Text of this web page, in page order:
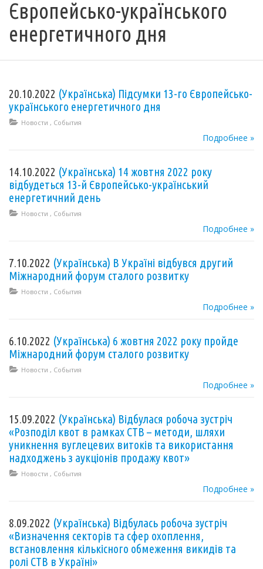
Європейсько-українського
енергетичного дня
20.10.2022 (Українська) Підсумки 13-го Європейсько-
українського енергетичного дня
Новости , События
Подробнее »
14.10.2022 (Українська) 14 жовтня 2022 року
вiдбудеться 13-й Європейсько-український
енергетичний день
Новости , События
Подробнее »
7.10.2022 (Українська) В Україні відбувся другий
Міжнародний форум сталого розвитку
Новости , События
Подробнее »
6.10.2022 (Українська) 6 жовтня 2022 року пройде
Міжнародний форум сталого розвитку
Новости , События
Подробнее »
15.09.2022 (Українська) Відбулася робоча зустріч
«Розподіл квот в рамках СТВ – методи, шляхи
уникнення вуглецевих витоків та використання
надходжень з аукціонів продажу квот»
Новости , События
Подробнее »
8.09.2022 (Українська) Відбулась робоча зустріч
«Визначення секторів та сфер охоплення,
встановлення кількісного обмеження викидів та
ролі СТВ в Україні»